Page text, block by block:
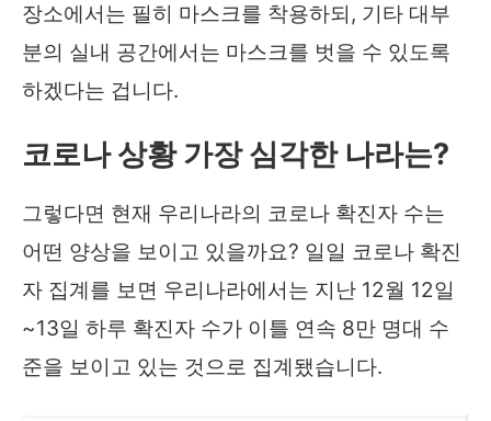
장소에서는 필히 마스크를 착용하되, 기타 대부
분의 실내 공간에서는 마스크를 벗을 수 있도록
하겠다는 겁니다.
코로나 상황 가장 심각한 나라는?
그렇다면 현재 우리나라의 코로나 확진자 수는
어떤 양상을 보이고 있을까요? 일일 코로나 확진
자 집계를 보면 우리나라에서는 지난 12월 12일
~13일 하루 확진자 수가 이틀 연속 8만 명대 수
준을 보이고 있는 것으로 집계됐습니다.